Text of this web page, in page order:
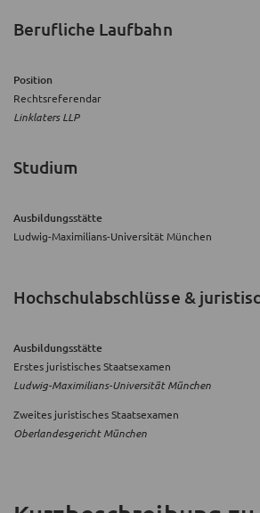
Berufliche Laufbahn
Position
Rechtsreferendar
Linklaters LLP
Studium
Ausbildungsstätte
Ludwig-Maximilians-Universität München
Hochschulabschlüsse &
Ausbildungsstätte
Erstes juristisches Staatsexamen
Ludwig-Maximilians-Universität München
Zweites juristisches Staatsexamen
Oberlandesgericht München